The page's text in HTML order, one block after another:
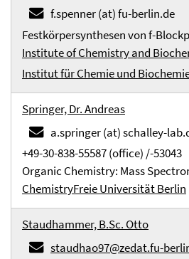
f.spenner (at) fu-berlin.de
Festkörpersynthesen von f-
Institute of Chemistry and
Institut für Chemie und
Springer, Dr. Andreas
a.springer (at) schalley-
+49-30-838-55587 (office) /-53043
Organic Chemistry: Mass
ChemistryFreie Universität Berlin
Staudhammer, B.Sc. Otto
staudhao97@zedat.fu-